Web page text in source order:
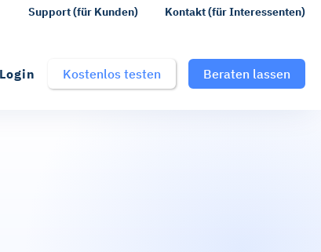
Support (für Kunden) Kontakt (für Interessenten)
Login Kostenlos testen Beraten lassen